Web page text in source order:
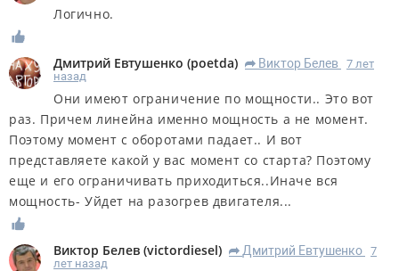
Логично.
Дмитрий Евтушенко (poetda) R Виктор Белев
7 лет
назад
Они имеют ограничение по мощности.. Это вот
раз. Причем линейна именно мощность а не момент.
Поэтому момент с оборотами падает.. И вот
представляете какой у вас момент со старта? Поэтому
еще и его ограничивать приходиться..Иначе вся
мощность- Уйдет на разогрев двигателя...
Виктор Белев (victordiesel) R Дмитрий Евтушенко 7
лет назад